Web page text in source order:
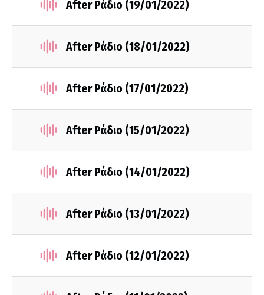
After Ράδιο (19/01/2022)
After Ράδιο (18/01/2022)
After Ράδιο (17/01/2022)
After Ράδιο (15/01/2022)
After Ράδιο (14/01/2022)
After Ράδιο (13/01/2022)
After Ράδιο (12/01/2022)